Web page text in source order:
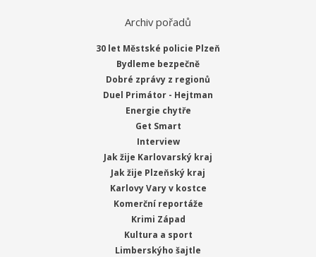
Archiv pořadů
30 let Městské policie Plzeň
Bydleme bezpečně
Dobré zprávy z regionů
Duel Primátor - Hejtman
Energie chytře
Get Smart
Interview
Jak žije Karlovarský kraj
Jak žije Plzeňský kraj
Karlovy Vary v kostce
Komerční reportáže
Krimi Západ
Kultura a sport
Limberskýho šajtle